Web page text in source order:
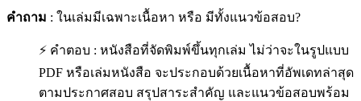
คำถาม : ในเล่มมีเฉพาะเนื้อหา หรือ มีทั้งแนวข้อสอบ?
⚡ คำตอบ : หนังสือที่จัดพิมพ์ขึ้นทุกเล่ม ไม่ว่าจะในรูปแบบ
PDF หรือเล่มหนังสือ จะประกอบด้วยเนื้อหาที่อัพเดทล่าสุด
ตามประกาศสอบ สรุปสาระสำคัญ และแนวข้อสอบพร้อม